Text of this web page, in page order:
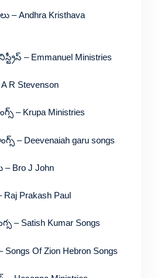
– Andhra Kristhava
– Emmanuel Ministries
R Stevenson
– Krupa Ministries
– Deevenaiah garu songs
Bro J John
Prakash Paul
– Satish Kumar Songs
Of Zion Hebron Songs